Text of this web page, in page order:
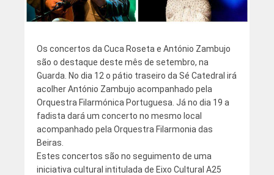
Os concertos da Cuca Roseta e António Zambujo
são o destaque deste mês de setembro, na
Guarda. No dia 12 o pátio traseiro da Sé Catedral irá
acolher António Zambujo acompanhado pela
Orquestra Filarmónica Portuguesa. Já no dia 19 a
fadista dará um concerto no mesmo local
acompanhado pela Orquestra Filarmonia das
Beiras.
Estes concertos são no seguimento de uma
iniciativa cultural intitulada de Eixo Cultural A25